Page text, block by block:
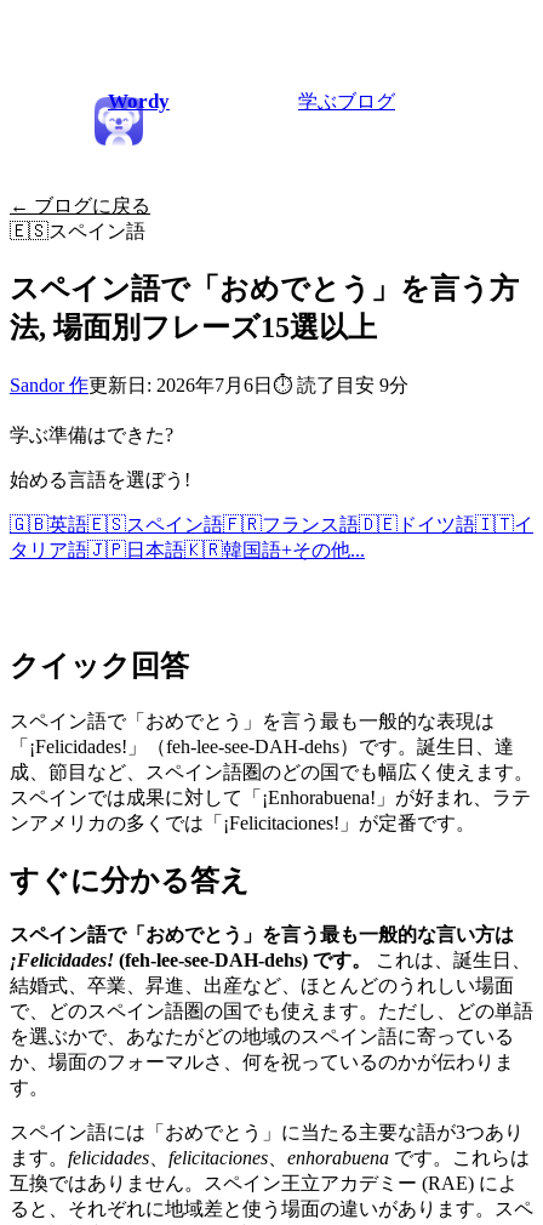
Wordy 学ぶブログ
← ブログに戻る
🇪🇸スペイン語
スペイン語で「おめでとう」を言う方
法, 場面別フレーズ15選以上
Sandor 作更新日: 2026年7月6日 ⏱ 読了目安 9分
学ぶ準備はできた?
始める言語を選ぼう!
🇬🇧英語🇪🇸スペイン語🇫🇷フランス語🇩🇪 ドイツ語🇮🇹イ
タリア語🇯🇵日本語🇰🇷韓国語+その他...
クイック回答
スペイン語で「おめでとう」を言う最も一般的な表現は
「¡Felicidades!」（feh-lee-see-DAH-dehs）です。誕生日、達
成、節目など、スペイン語圏のどの国でも幅広く使えます。
スペインでは成果に対して「¡Enhorabuena!」が好まれ、ラテ
ンアメリカの多くでは「¡Felicitaciones!」が定番です。
すぐに分かる答え
スペイン語で「おめでとう」を言う最も一般的な言い方は
¡Felicidades! (feh-lee-see-DAH-dehs) です。
これは、誕生日、
結婚式、卒業、昇進、出産など、ほとんどのうれしい場面
で、どのスペイン語圏の国でも使えます。ただし、どの単語
を選ぶかで、あなたがどの地域のスペイン語に寄っている
か、場面のフォーマルさ、何を祝っているのかが伝わりま
す。
スペイン語には「おめでとう」に当たる主要な語が3つあり
ます。 felicidades、 felicitaciones、 enhorabuena です。これらは
互換ではありません。スペイン王立アカデミー (RAE) によ
ると、それぞれに地域差と使う場面の違いがあります。スペ